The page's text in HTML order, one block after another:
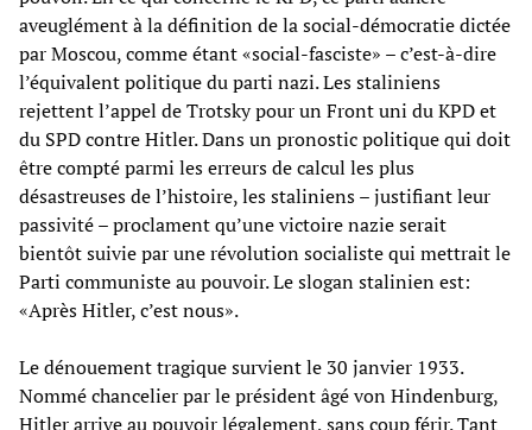
aveuglément à la définition de la social-démocratie dictée
par Moscou, comme étant «social-fasciste» – c’est-à-dire
l’équivalent politique du parti nazi. Les staliniens
rejettent l’appel de Trotsky pour un Front uni du KPD et
du SPD contre Hitler. Dans un pronostic politique qui doit
être compté parmi les erreurs de calcul les plus
désastreuses de l’histoire, les staliniens – justifiant leur
passivité – proclament qu’une victoire nazie serait
bientôt suivie par une révolution socialiste qui mettrait le
Parti communiste au pouvoir. Le slogan stalinien est:
«Après Hitler, c’est nous».
Le dénouement tragique survient le 30 janvier 1933.
Nommé chancelier par le président âgé von Hindenburg,
Hitler arrive au pouvoir légalement, sans coup férir. Tant